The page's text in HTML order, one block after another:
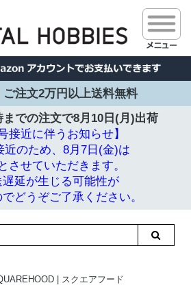
ご注文2万円以上送料無料
までの注文で8月10日(月)出荷
接近に伴うお知らせ】
近のため、8月7日(金)は
させていただきます。
遅延が生じる可能性が
どうぞご了承ください。
| スクエアフード